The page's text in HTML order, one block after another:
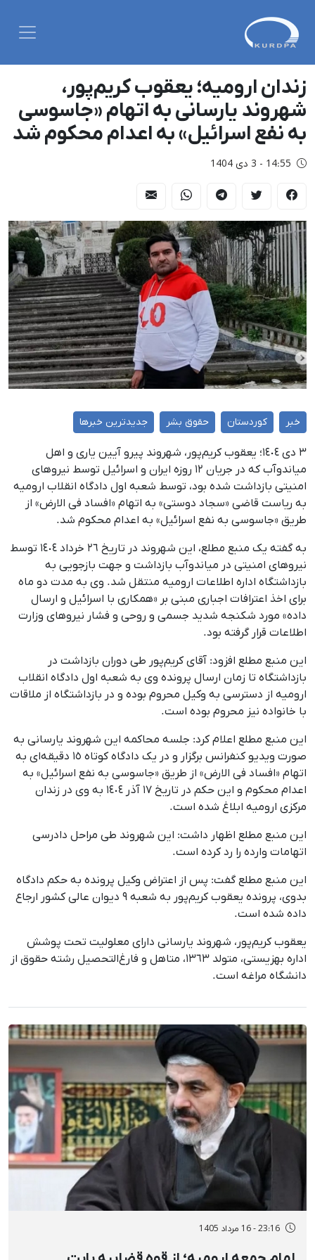
زندان ارومیه؛ یعقوب کریم‌پور،
شهروند یارسانی به اتهام «جاسوسی
به نفع اسرائیل» به اعدام محکوم شد
14:55 - 3 دی 1404
خبر کوردستان حقوق بشر جدیدترین خبرها
٣ دی ١٤٠٤؛ یعقوب کریم‌پور، شهروند پیرو آیین یاری و اهل
میاندوآب که در جریان ١٢ روزه ایران و اسرائیل توسط نیروهای
امنیتی بازداشت شده بود، توسط شعبه اول دادگاه انقلاب ارومیه
به ریاست قاضی «سجاد دوستی» به اتهام «افساد فی ‌الارض» از
طریق «جاسوسی به نفع اسرائیل» به اعدام محکوم شد.
به گفته یک منبع مطلع، این شهروند در تاریخ ٢٦ خرداد ١٤٠٤ توسط
نیروهای امنیتی در میاندوآب بازداشت و جهت بازجویی به
بازداشتگاه اداره اطلاعات ارومیه منتقل شد. وی به مدت دو ماه
برای اخذ اعترافات اجباری مبنی بر «همکاری با اسرائیل و ارسال
داده» مورد شکنجه شدید جسمی و روحی و فشار نیروهای وزارت
اطلاعات قرار گرفته بود.
این منبع مطلع افزود: آقای کریم‌پور طی دوران بازداشت در
بازداشتگاه تا زمان ارسال پرونده وی به شعبه اول دادگاه انقلاب
ارومیه از دسترسی به وکیل محروم بوده و در بازداشتگاه از ملاقات
با خانواده نیز محروم بوده است.
این منبع مطلع اعلام کرد: جلسه محاکمه این شهروند یارسانی به
صورت ویدیو کنفرانس برگزار و در یک دادگاه کوتاه ١٥ دقیقه‌ای به
اتهام «افساد فی ‌الارض» از طریق «جاسوسی به نفع اسرائیل» به
اعدام محکوم و این حکم در تاریخ ١٧ آذر ١٤٠٤ به وی در زندان
مرکزی ارومیه ابلاغ شده است.
این منبع مطلع اظهار داشت: این شهروند طی مراحل دادرسی
اتهامات وارده را رد کرده است.
این منبع مطلع گفت: پس از اعتراض وکیل پرونده به حکم دادگاه
بدوی، پرونده یعقوب کریم‌پور به شعبه ٩ دیوان عالی کشور ارجاع
داده شده است.
یعقوب کریم‌پور، شهروند یارسانی دارای معلولیت تحت پوشش
اداره بهزیستی، متولد ١٣٦٣، متاهل و فارغ‌التحصیل رشته حقوق از
دانشگاه مراغه است.
23:16 - 16 مرداد 1405